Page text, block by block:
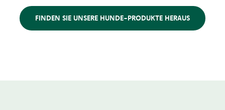
FINDEN SIE UNSERE HUNDE-PRODUKTE HERAUS